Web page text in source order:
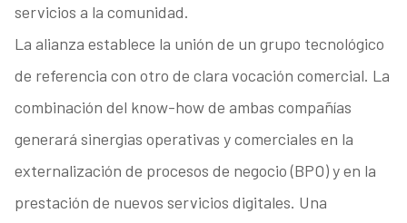
servicios a la comunidad.
La alianza establece la unión de un grupo tecnológico
de referencia con otro de clara vocación comercial. La
combinación del know-how de ambas compañías
generará sinergias operativas y comerciales en la
externalización de procesos de negocio (BPO) y en la
prestación de nuevos servicios digitales. Una